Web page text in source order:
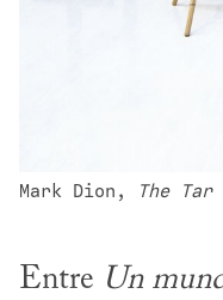
Mark Dion, The Tar
Entre Un